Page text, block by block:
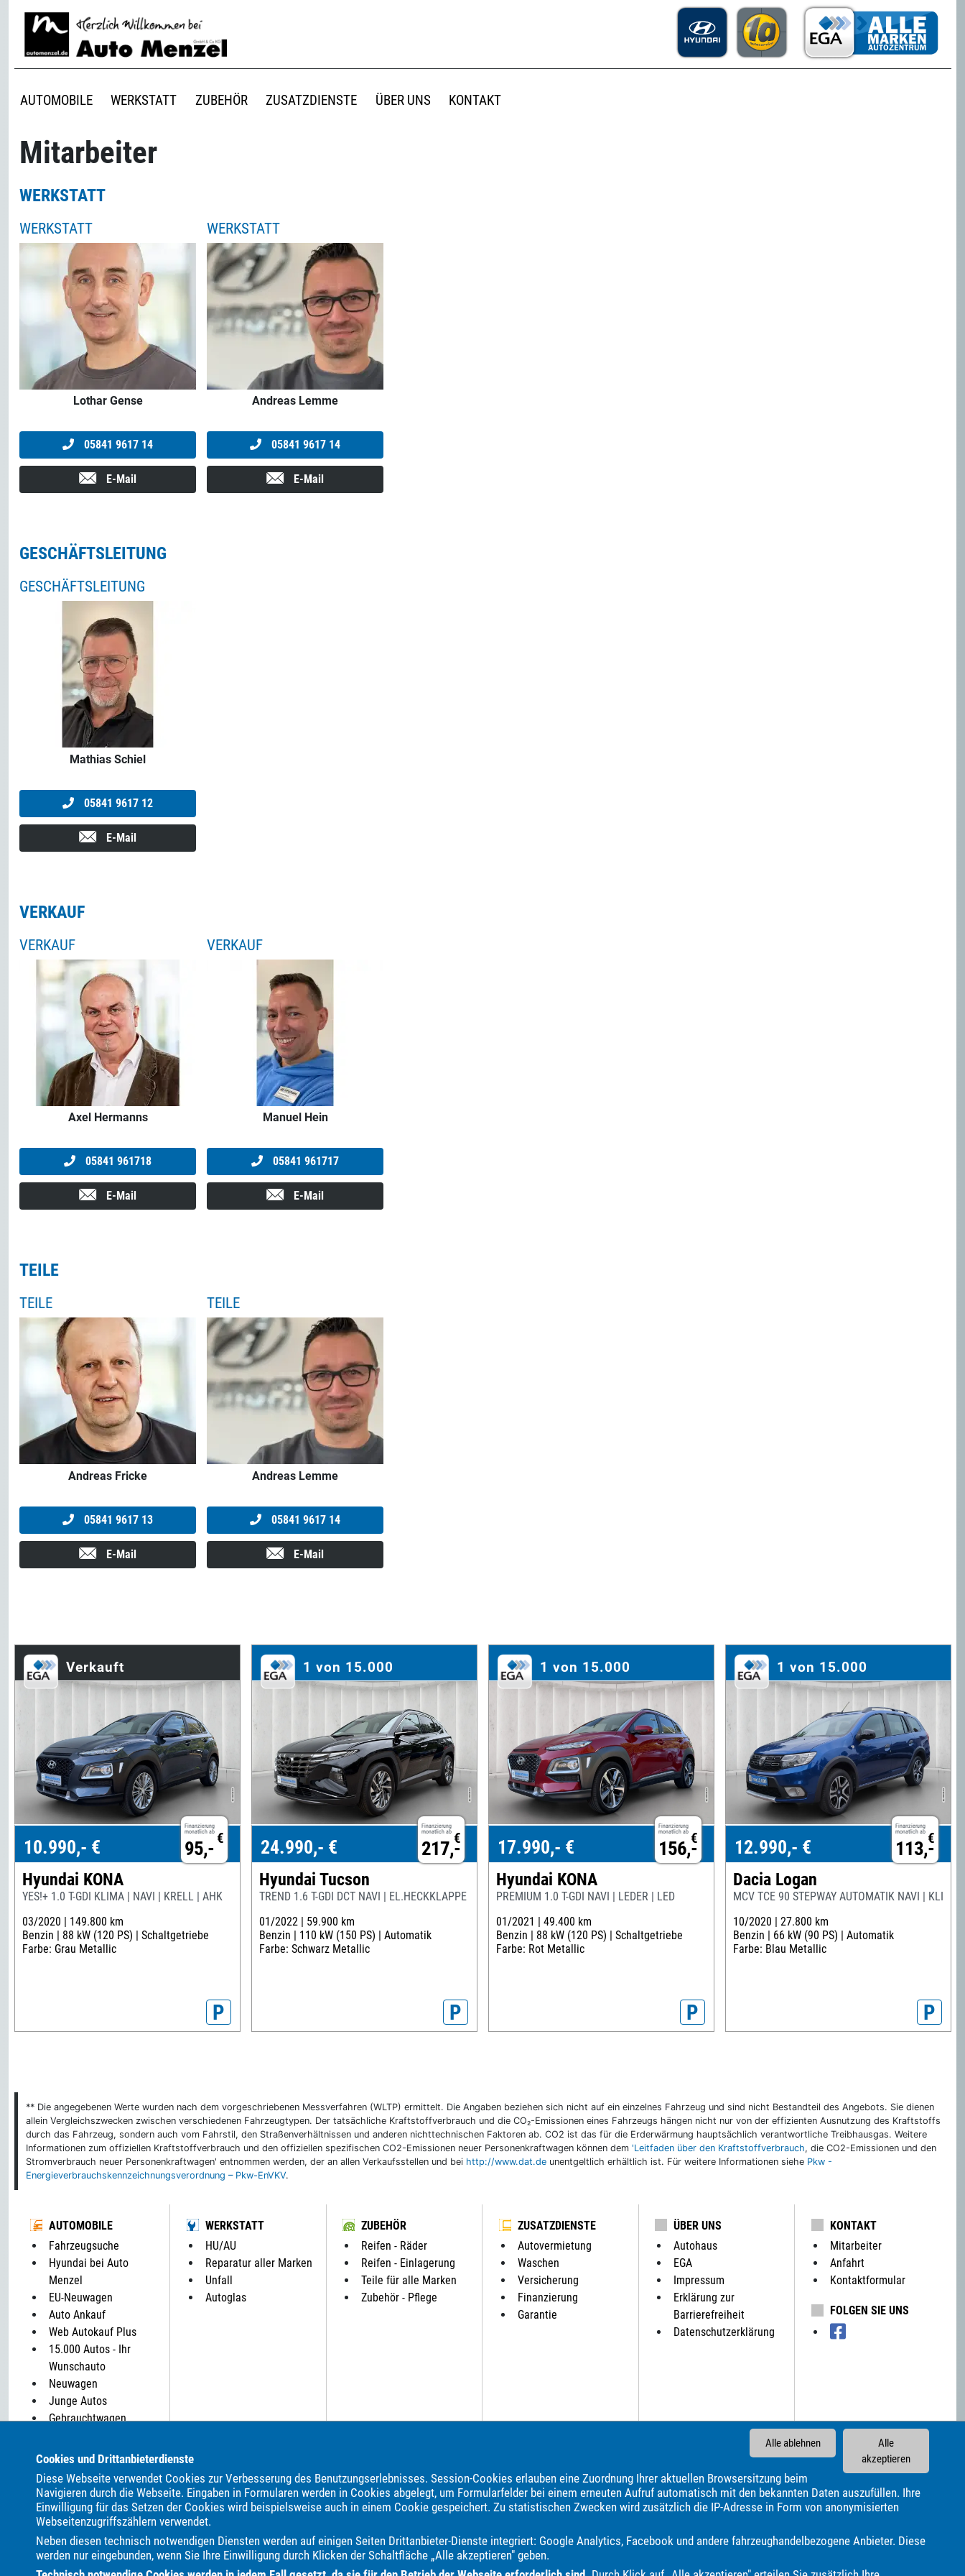
Alle
akzeptieren
Alle ablehnen
Cookies und Drittanbieterdienste
Diese Webseite verwendet Cookies zur Verbesserung des Benutzungserlebnisses. Session-Cookies erlauben eine Zuordnung Ihrer aktuellen Browsersitzung beim
Navigieren durch die Webseite. Eingaben in Formularen werden in Cookies abgelegt, um Formularfelder bei einem erneuten Aufruf automatisch mit den bekannten Daten auszufüllen. Ihre
Einwilligung für das Setzen der Cookies wird beispielsweise auch in einem Cookie gespeichert. Zu statistischen Zwecken wird zusätzlich die IP-Adresse in Form von anonymisierten
Webseitenzugriffszählern verwendet.
Neben diesen technisch notwendigen Diensten werden auf einigen Seiten Drittanbieter-Dienste integriert: Google Analytics, Facebook und andere fahrzeughandelbezogene Anbieter. Diese
werden nur eingebunden, wenn Sie Ihre Einwilligung durch Klicken der Schaltfläche „Alle akzeptieren" geben.
AUTOMOBILE WERKSTATT ZUBEHÖR ZUSATZDIENSTE ÜBER UNS KONTAKT
Mitarbeiter
WERKSTATT
WERKSTATT
Lothar Gense
05841 9617 14
E-Mail
WERKSTATT
Andreas Lemme
05841 9617 14
E-Mail
GESCHÄFTSLEITUNG
GESCHÄFTSLEITUNG
Mathias Schiel
05841 9617 12
E-Mail
VERKAUF
VERKAUF
Axel Hermanns
05841 961718
E-Mail
VERKAUF
Manuel Hein
05841 961717
E-Mail
TEILE
TEILE
Andreas Fricke
05841 9617 13
E-Mail
TEILE
Andreas Lemme
05841 9617 14
E-Mail
Verkauft
Finanzierung
monatlich ab €
95,-
10.990,- €
Hyundai KONA
YES!+ 1.0 T-GDI KLIMA | NAVI | KRELL | AHK
03/2020 | 149.800 km
Benzin | 88 kW (120 PS) | Schaltgetriebe
Farbe: Grau Metallic
P
1 von 15.000
Finanzierung
monatlich ab €
217,-
24.990,- €
Hyundai Tucson
TREND 1.6 T-GDI DCT NAVI | EL.HECKKLAPPE | AHK
01/2022 | 59.900 km
Benzin | 110 kW (150 PS) | Automatik
Farbe: Schwarz Metallic
P
1 von 15.000
Finanzierung
monatlich ab €
156,-
17.990,- €
Hyundai KONA
PREMIUM 1.0 T-GDI NAVI | LEDER | LED
01/2021 | 49.400 km
Benzin | 88 kW (120 PS) | Schaltgetriebe
Farbe: Rot Metallic
P
1 von 15.000
Finanzierung
monatlich ab €
113,-
12.990,- €
Dacia Logan
MCV TCE 90 STEPWAY AUTOMATIK NAVI | KLIMA
10/2020 | 27.800 km
Benzin | 66 kW (90 PS) | Automatik
Farbe: Blau Metallic
P
** Die angegebenen Werte wurden nach dem vorgeschriebenen Messverfahren (WLTP) ermittelt. Die Angaben beziehen sich nicht auf ein einzelnes Fahrzeug und sind nicht Bestandteil des Angebots. Sie dienen
allein Vergleichszwecken zwischen verschiedenen Fahrzeugtypen. Der tatsächliche Kraftstoffverbrauch und die CO₂-Emissionen eines Fahrzeugs hängen nicht nur von der effizienten Ausnutzung des Kraftstoffs
durch das Fahrzeug, sondern auch vom Fahrstil, den Straßenverhältnissen und anderen nichttechnischen Faktoren ab. CO2 ist das für die Erderwärmung hauptsächlich verantwortliche Treibhausgas. Weitere
Informationen zum offiziellen Kraftstoffverbrauch und den offiziellen spezifischen CO2-Emissionen neuer Personenkraftwagen können dem 'Leitfaden über den Kraftstoffverbrauch, die CO2-Emissionen und den
Stromverbrauch neuer Personenkraftwagen' entnommen werden, der an allen Verkaufsstellen und bei http://www.dat.deunentgeltlich erhältlich ist. Für weitere Informationen siehe Pkw -
Energieverbrauchskennzeichnungsverordnung – Pkw-EnVKV.
AUTOMOBILE
Fahrzeugsuche
Hyundai bei Auto
Menzel
EU-Neuwagen
Auto Ankauf
Web Autokauf Plus
15.000 Autos - Ihr
Wunschauto
Neuwagen
Junge Autos
Gebrauchtwagen
Parkplatz: 0
WERKSTATT
HU/AU
Reparatur aller Marken
Unfall
Autoglas
ZUBEHÖR
Reifen - Räder
Reifen - Einlagerung
Teile für alle Marken
Zubehör - Pflege
ZUSATZDIENSTE
Autovermietung
Waschen
Versicherung
Finanzierung
Garantie
ÜBER UNS
Autohaus
EGA
Impressum
Erklärung zur
Barrierefreiheit
Datenschutzerklärung
KONTAKT
Mitarbeiter
Anfahrt
Kontaktformular
FOLGEN SIE UNS
ALLE MARKEN BEI UNS IM AUTOHANDEL:
Als Autohändler bieten wir Ihnen in unserem Automarkt Gebrauchtwagen, Jahreswagen und Neuwagen folgender Automarken an:
ALPINA Abarth Aixam Alfa Romeo Audi BMW Bentley Borgward Bürstner Carthago Chausson Chevrolet Citroën Cupra DAF DFSK
DS Automobiles
Dacia
Dodge Etrusco Fiat Ford GWM Genesis Honda Hyundai Itineo Iveco Jaguar